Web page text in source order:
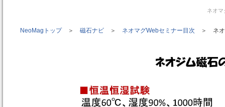
ネオマ
NeoMagトップ＞ 磁石ナビ ＞ ネオマグWebセミナー目次 ＞ ネオ